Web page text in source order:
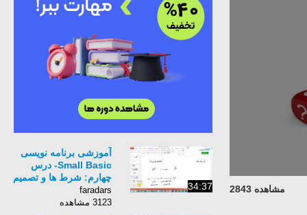
مشاهده 2843 34:37
آموزشی برنامه نویسی
Small Basic- درس
چهارم: شرط ها و تصمیم
گیری در برنامه ها
faradars
3123 مشاهده